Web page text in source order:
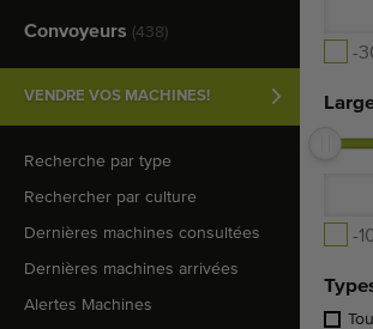
Convoyeurs (438)
VENDRE VOS MACHINES!
Recherche par type
Rechercher par culture
Dernières machines consultées
Dernières machines arrivées
Alertes Machines
-
-